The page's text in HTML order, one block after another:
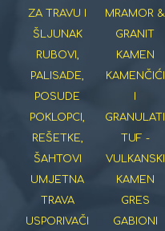
ZA TRAVU I
ŠLJUNAK
RUBOVI,
PALISADE,
POSUDE
POKLOPCI,
REŠETKE,
ŠAHTOVI
UMJETNA
TRAVA
USPORIVAČI
MRAMOR &
GRANIT
KAMEN
KAMENČIĆI
I
GRANULATI
TUF -
VULKANSKI
KAMEN
GRES
GABIONI